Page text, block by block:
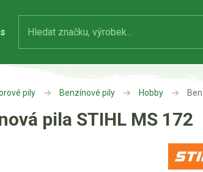
pily Benzínové pily Hobby
pila STIHL MS 172